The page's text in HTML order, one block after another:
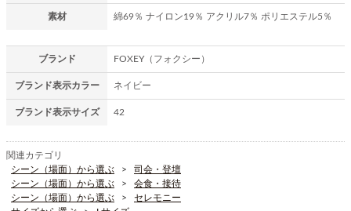
素材 綿69％ ナイロン19％ アクリル7％ ポリエステル5％
ブランド FOXEY（フォクシー）
ブランド表示カラー ネイビー
ブランド表示サイズ 42
関連カテゴリ
シーン（場面）から選ぶ
司会・登壇
シーン（場面）から選ぶ
会食・接待
シーン（場面）から選ぶ
セレモニー